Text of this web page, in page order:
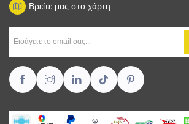
Βρείτε μας στο χάρτη